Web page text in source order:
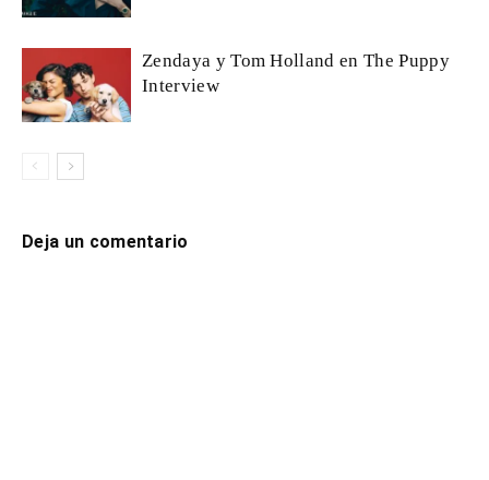
Zendaya y Tom Holland en The Puppy
Interview
Deja un comentario